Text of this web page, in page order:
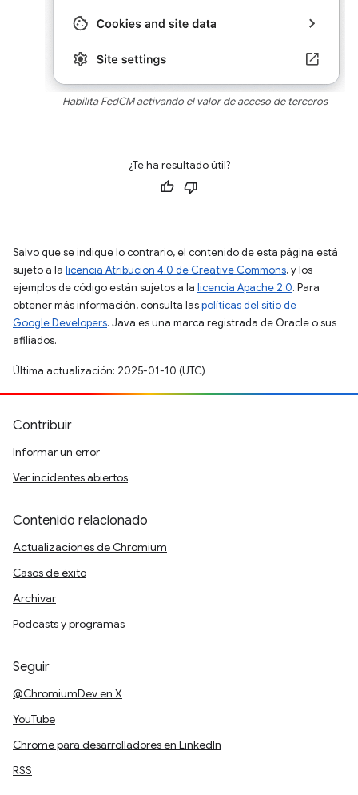
Habilita FedCM activando el valor de acceso de terceros
¿Te ha resultado útil?
Salvo que se indique lo contrario, el contenido de esta página está
sujeto a la licencia Atribución 4.0 de Creative Commons, y los
ejemplos de código están sujetos a la licencia Apache 2.0. Para
obtener más información, consulta laspolíticas del sitio de
Google Developers. Java es una marca registrada de Oracle o sus
afiliados.
Última actualización: 2025-01-10 (UTC)
Contribuir
Informar un error
Ver incidentes abiertos
Contenido relacionado
Actualizaciones de Chromium
Casos de éxito
Archivar
Podcasts y programas
Seguir
@ChromiumDev en X
YouTube
Chrome para desarrolladores en LinkedIn
RSS